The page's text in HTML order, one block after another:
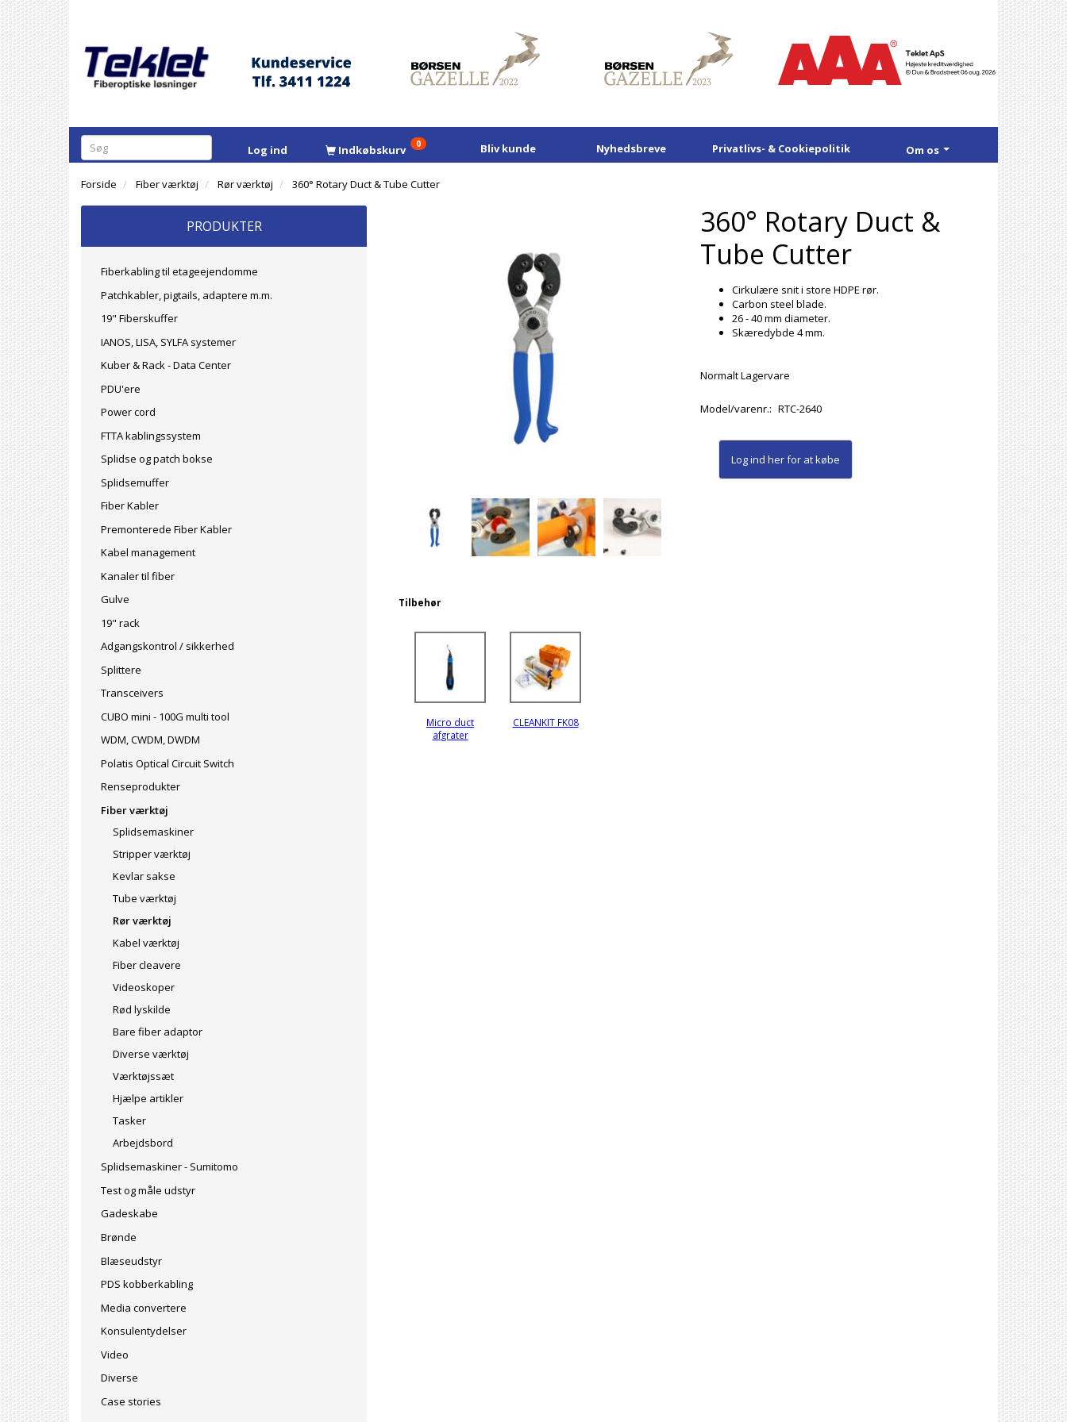
Log ind Indkøbskurv 0 Bliv kunde Nyhedsbreve Privatlivs- & Cookiepolitik Om os
Forside Fiber værktøj Rør værktøj 360° Rotary Duct & Tube Cutter
PRODUKTER
Fiberkabling til etageejendomme
Patchkabler, pigtails, adaptere m.m.
19" Fiberskuffer
IANOS, LISA, SYLFA systemer
Kuber & Rack - Data Center
PDU'ere
Power cord
FTTA kablingssystem
Splidse og patch bokse
Splidsemuffer
Fiber Kabler
Premonterede Fiber Kabler
Kabel management
Kanaler til fiber
Gulve
19" rack
Adgangskontrol / sikkerhed
Splittere
Transceivers
CUBO mini - 100G multi tool
WDM, CWDM, DWDM
Polatis Optical Circuit Switch
Renseprodukter
Fiber værktøj
Splidsemaskiner
Stripper værktøj
Kevlar sakse
Tube værktøj
Rør værktøj
Kabel værktøj
Fiber cleavere
Videoskoper
Rød lyskilde
Bare fiber adaptor
Diverse værktøj
Værktøjssæt
Hjælpe artikler
Tasker
Arbejdsbord
Splidsemaskiner - Sumitomo
Test og måle udstyr
Gadeskabe
Brønde
Blæseudstyr
PDS kobberkabling
Media convertere
Konsulentydelser
Video
Diverse
Case stories
360° Rotary Duct &
Tube Cutter
Cirkulære snit i store HDPE rør.
Carbon steel blade.
26 - 40 mm diameter.
Skæredybde 4 mm.
Normalt Lagervare
Model/varenr.: RTC-2640
Log ind herfor at købe
Tilbehør
Micro duct
afgrater
CLEANKIT FK08